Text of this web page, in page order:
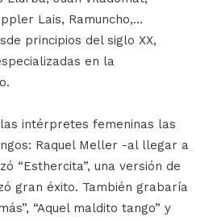
Lais, Ramuncho,…
principios del siglo XX,
en la
intérpretes femeninas las
Raquel Meller -al llegar a
“Esthercita”, una versión de
gran éxito. También grabaría
“Aquel maldito tango” y